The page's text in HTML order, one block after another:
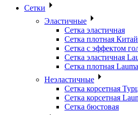
Сетки
Эластичные
Сетка эластичная
Сетка плотная Китай
Сетка с эффектом
Сетка эластичная
Сетка плотная Lauma
Неэластичные
Сетка корсетная
Сетка корсетная
Сетка бюстовая